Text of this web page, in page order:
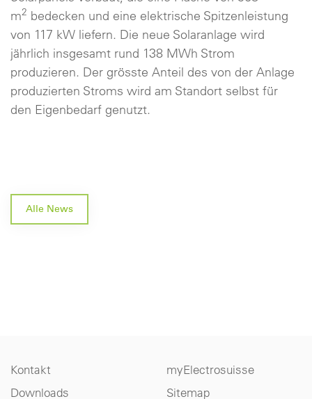
m2 bedecken und eine elektrische Spitzenleistung
von 117 kW liefern. Die neue Solaranlage wird
jährlich insgesamt rund 138 MWh Strom
produzieren. Der grösste Anteil des von der Anlage
produzierten Stroms wird am Standort selbst für
den Eigenbedarf genutzt.
Alle News
Kontakt
myElectrosuisse
Downloads
Sitemap